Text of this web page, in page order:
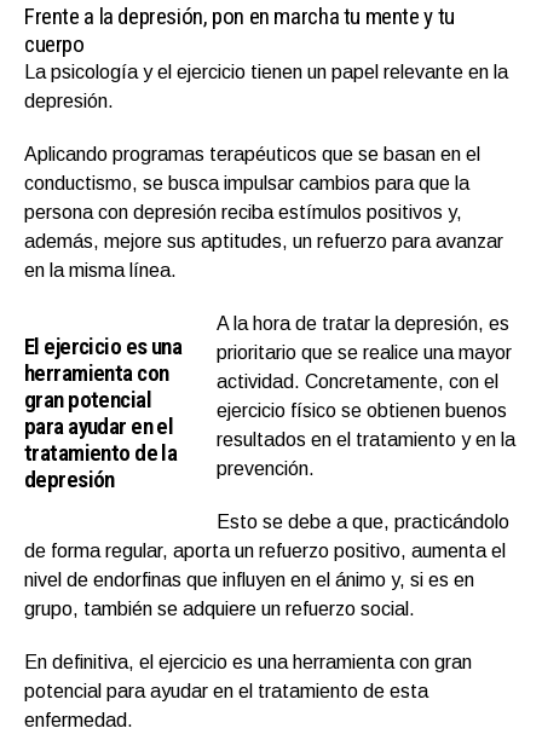
Frente a la depresión, pon en marcha tu mente y tu
cuerpo
La psicología y el ejercicio tienen un papel relevante en la
depresión.
Aplicando programas terapéuticos que se basan en el
conductismo, se busca impulsar cambios para que la
persona con depresión reciba estímulos positivos y,
además, mejore sus aptitudes, un refuerzo para avanzar
en la misma línea.
El ejercicio es una
herramienta con
gran potencial
para ayudar en el
tratamiento de la
depresión
A la hora de tratar la depresión, es
prioritario que se realice una mayor
actividad. Concretamente, con el
ejercicio físico se obtienen buenos
resultados en el tratamiento y en la
prevención.
Esto se debe a que, practicándolo
de forma regular, aporta un refuerzo positivo, aumenta el
nivel de endorfinas que influyen en el ánimo y, si es en
grupo, también se adquiere un refuerzo social.
En definitiva, el ejercicio es una herramienta con gran
potencial para ayudar en el tratamiento de esta
enfermedad.